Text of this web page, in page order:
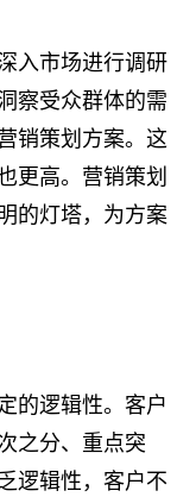
市场进行调研
察受众群体的需
销策划方案。这
更高。营销策划
的灯塔，为方案
逻辑性。客户
之分、重点突
逻辑性，客户不